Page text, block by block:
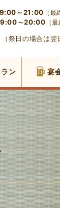
9:00～21:00 （
9:00～20:00 （
祭日の場合は翌
ン 宴